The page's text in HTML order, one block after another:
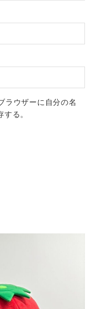
ラウザーに自分の名
る。